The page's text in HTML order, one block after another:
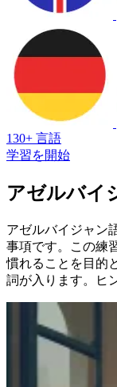
130+ 言語
学習を開始
アゼルバイ
アゼルバイジャン
事項です。この練
慣れることを目的
詞が入ります。ヒ